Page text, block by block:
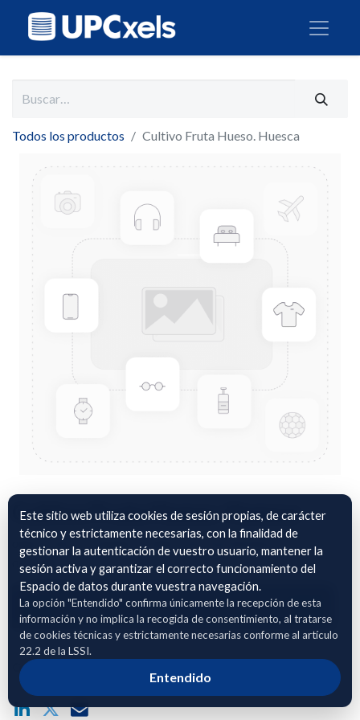
Todos los productos Cultivo Fruta Hueso. Huesca
Cultivo Fruta Hueso. Huesca
datos sobre el manejo y cultivo de fruta de hueso en la zona
de Fraga.
Adhierete para solicitar acceso
Compartir enlace público del dataset
Este sitio web utiliza cookies de sesión propias, de carácter
técnico y estrictamente necesarias, con la finalidad de
gestionar la autenticación de vuestro usuario, mantener la
sesión activa y garantizar el correcto funcionamiento del
Espacio de datos durante vuestra navegación.
La opción "Entendido" confirma únicamente la recepción de esta
información y no implica la recogida de consentimiento, al tratarse
de cookies técnicas y estrictamente necesarias conforme al artículo
22.2 de la LSSI.
Entendido